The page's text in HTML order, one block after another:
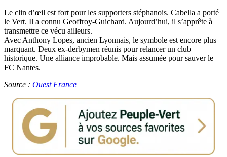
Le clin d’œil est fort pour les supporters stéphanois. Cabella a porté
le Vert. Il a connu Geoffroy-Guichard. Aujourd’hui, il s’apprête à
transmettre ce vécu ailleurs.
Avec Anthony Lopes, ancien Lyonnais, le symbole est encore plus
marquant. Deux ex-derbymen réunis pour relancer un club
historique. Une alliance improbable. Mais assumée pour sauver le
FC Nantes.
Source : Ouest France